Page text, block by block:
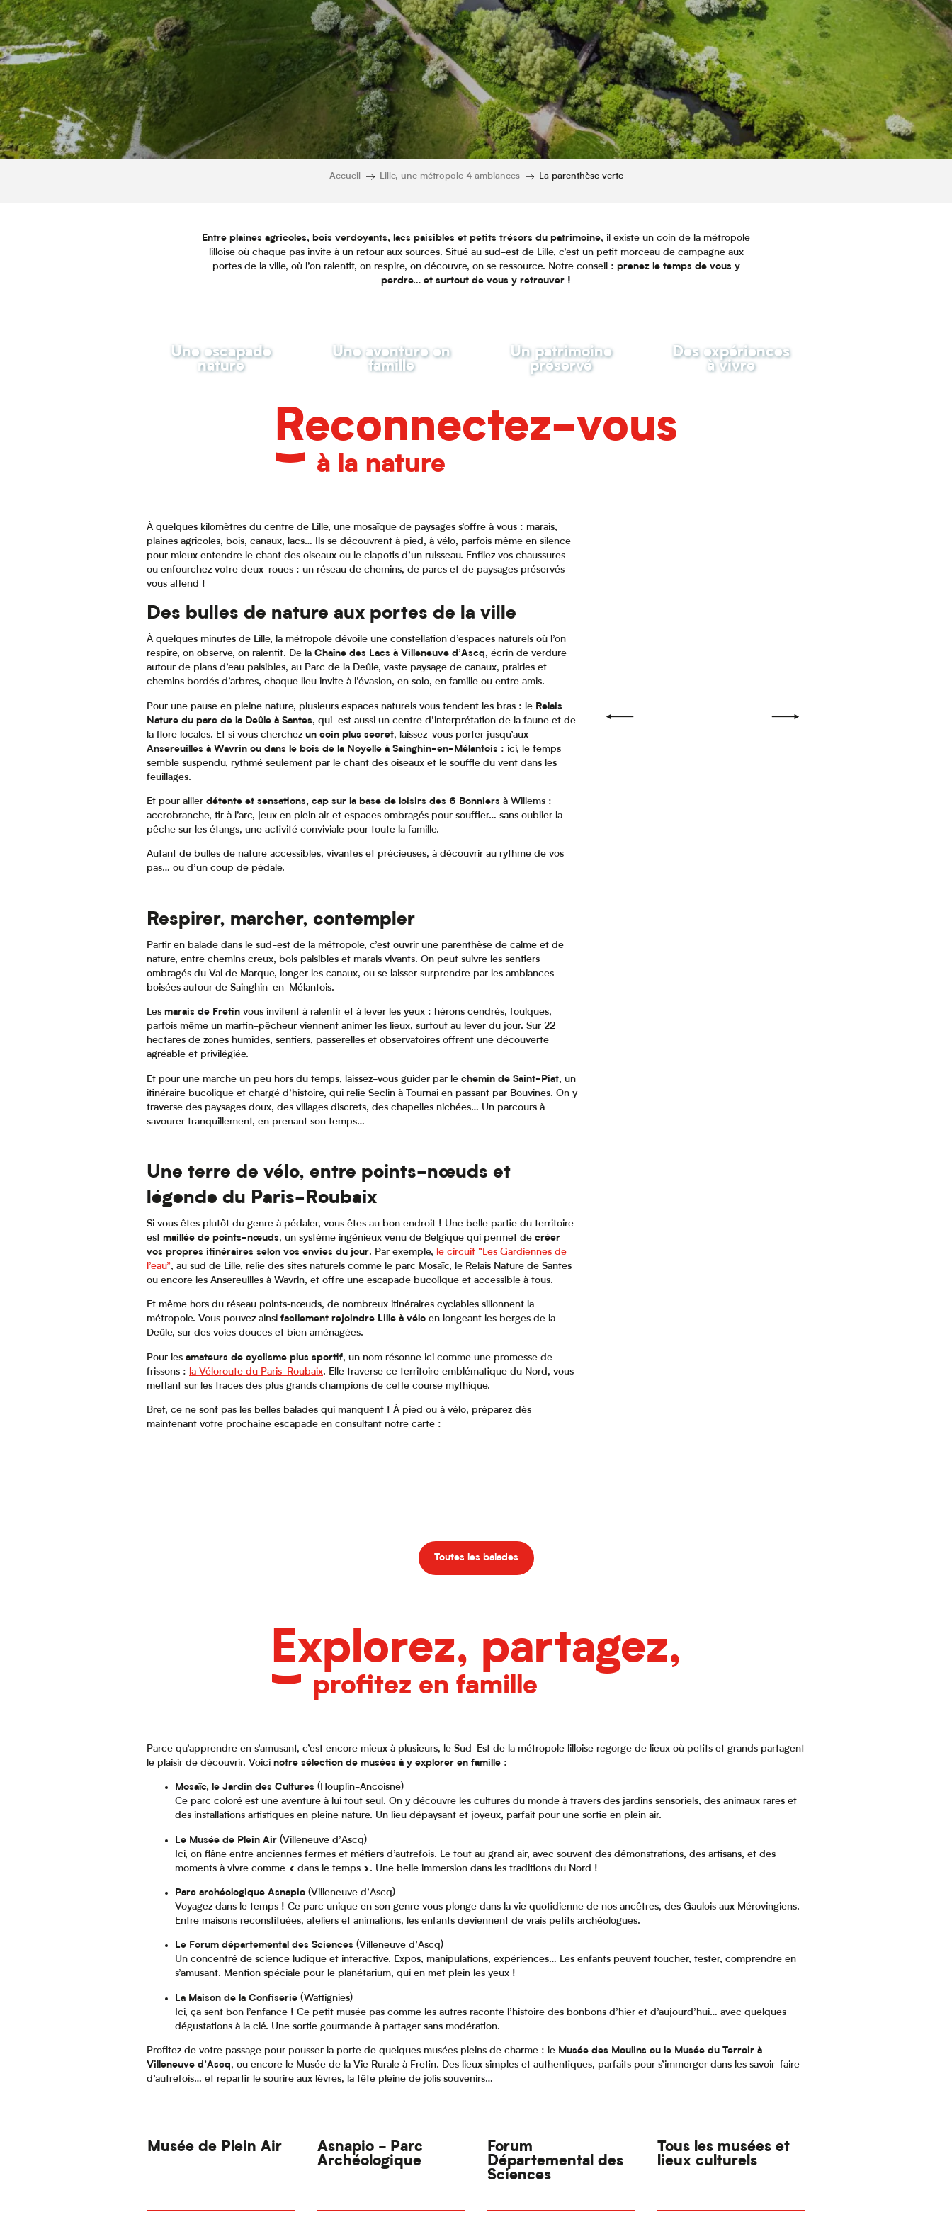
Accueil Lille, une métropole 4 ambiances La parenthèse verte
Entre plaines agricoles, bois verdoyants, lacs paisibles et petits trésors du patrimoine, il existe un coin de la métropole
lilloise où chaque pas invite à un retour aux sources. Situé au sud-est de Lille, c’est un petit morceau de campagne aux
portes de la ville, où l’on ralentit, on respire, on découvre, on se ressource. Notre conseil : prenez le temps de vous y
perdre… et surtout de vous y retrouver !
Une escapade
nature
Une aventure en
famille
Un patrimoine
préservé
Des expériences
à vivre
Reconnectez-vous
à la nature
À quelques kilomètres du centre de Lille, une mosaïque de paysages s’offre à vous : marais,
plaines agricoles, bois, canaux, lacs… Ils se découvrent à pied, à vélo, parfois même en silence
pour mieux entendre le chant des oiseaux ou le clapotis d’un ruisseau. Enfilez vos chaussures
ou enfourchez votre deux-roues : un réseau de chemins, de parcs et de paysages préservés
vous attend !
Des bulles de nature aux portes de la ville
À quelques minutes de Lille, la métropole dévoile une constellation d’espaces naturels où l’on
respire, on observe, on ralentit. De la Chaîne des Lacs à Villeneuve d’Ascq, écrin de verdure
autour de plans d’eau paisibles, au Parc de la Deûle, vaste paysage de canaux, prairies et
chemins bordés d’arbres, chaque lieu invite à l’évasion, en solo, en famille ou entre amis.
Pour une pause en pleine nature, plusieurs espaces naturels vous tendent les bras : le Relais
Nature du parc de la Deûle à Santes, qui est aussi un centre d’interprétation de la faune et de
la flore locales. Et si vous cherchez un coin plus secret, laissez-vous porter jusqu’aux
Ansereuilles à Wavrin ou dans le bois de la Noyelle à Sainghin-en-Mélantois : ici, le temps
semble suspendu, rythmé seulement par le chant des oiseaux et le souffle du vent dans les
feuillages.
Et pour allier détente et sensations, cap sur la base de loisirs des 6 Bonniers à Willems :
accrobranche, tir à l’arc, jeux en plein air et espaces ombragés pour souffler… sans oublier la
pêche sur les étangs, une activité conviviale pour toute la famille.
Autant de bulles de nature accessibles, vivantes et précieuses, à découvrir au rythme de vos
pas… ou d’un coup de pédale.
Respirer, marcher, contempler
Partir en balade dans le sud-est de la métropole, c’est ouvrir une parenthèse de calme et de
nature, entre chemins creux, bois paisibles et marais vivants. On peut suivre les sentiers
ombragés du Val de Marque, longer les canaux, ou se laisser surprendre par les ambiances
boisées autour de Sainghin-en-Mélantois.
Les marais de Fretin vous invitent à ralentir et à lever les yeux : hérons cendrés, foulques,
parfois même un martin-pêcheur viennent animer les lieux, surtout au lever du jour. Sur 22
hectares de zones humides, sentiers, passerelles et observatoires offrent une découverte
agréable et privilégiée.
Et pour une marche un peu hors du temps, laissez-vous guider par le chemin de Saint-Piat, un
itinéraire bucolique et chargé d’histoire, qui relie Seclin à Tournai en passant par Bouvines. On y
traverse des paysages doux, des villages discrets, des chapelles nichées… Un parcours à
savourer tranquillement, en prenant son temps…
Une terre de vélo, entre points-nœuds et
légende du Paris-Roubaix
Si vous êtes plutôt du genre à pédaler, vous êtes au bon endroit ! Une belle partie du territoire
est maillée de points-nœuds, un système ingénieux venu de Belgique qui permet de créer
vos propres itinéraires selon vos envies du jour. Par exemple, le circuit “Les Gardiennes de
l’eau”, au sud de Lille, relie des sites naturels comme le parc Mosaïc, le Relais Nature de Santes
ou encore les Ansereuilles à Wavrin, et offre une escapade bucolique et accessible à tous.
Et même hors du réseau points‑nœuds, de nombreux itinéraires cyclables sillonnent la
métropole. Vous pouvez ainsi facilement rejoindre Lille à vélo en longeant les berges de la
Deûle, sur des voies douces et bien aménagées.
Pour les amateurs de cyclisme plus sportif, un nom résonne ici comme une promesse de
frissons : la Véloroute du Paris-Roubaix. Elle traverse ce territoire emblématique du Nord, vous
mettant sur les traces des plus grands champions de cette course mythique.
Bref, ce ne sont pas les belles balades qui manquent ! À pied ou à vélo, préparez dès
maintenant votre prochaine escapade en consultant notre carte :
Toutes les balades
Explorez, partagez,
profitez en famille
Parce qu’apprendre en s’amusant, c’est encore mieux à plusieurs, le Sud-Est de la métropole lilloise regorge de lieux où petits et grands partagent
le plaisir de découvrir. Voici notre sélection de musées à y explorer en famille :
Mosaïc, le Jardin des Cultures (Houplin-Ancoisne)
Ce parc coloré est une aventure à lui tout seul. On y découvre les cultures du monde à travers des jardins sensoriels, des animaux rares et
des installations artistiques en pleine nature. Un lieu dépaysant et joyeux, parfait pour une sortie en plein air.
Le Musée de Plein Air (Villeneuve d’Ascq)
Ici, on flâne entre anciennes fermes et métiers d’autrefois. Le tout au grand air, avec souvent des démonstrations, des artisans, et des
moments à vivre comme « dans le temps ». Une belle immersion dans les traditions du Nord !
Parc archéologique Asnapio (Villeneuve d’Ascq)
Voyagez dans le temps ! Ce parc unique en son genre vous plonge dans la vie quotidienne de nos ancêtres, des Gaulois aux Mérovingiens.
Entre maisons reconstituées, ateliers et animations, les enfants deviennent de vrais petits archéologues.
Le Forum départemental des Sciences (Villeneuve d’Ascq)
Un concentré de science ludique et interactive. Expos, manipulations, expériences… Les enfants peuvent toucher, tester, comprendre en
s’amusant. Mention spéciale pour le planétarium, qui en met plein les yeux !
La Maison de la Confiserie (Wattignies)
Ici, ça sent bon l’enfance ! Ce petit musée pas comme les autres raconte l’histoire des bonbons d’hier et d’aujourd’hui… avec quelques
dégustations à la clé. Une sortie gourmande à partager sans modération.
Profitez de votre passage pour pousser la porte de quelques musées pleins de charme : le Musée des Moulins ou le Musée du Terroir à
Villeneuve d’Ascq, ou encore le Musée de la Vie Rurale à Fretin. Des lieux simples et authentiques, parfaits pour s’immerger dans les savoir-faire
d’autrefois… et repartir le sourire aux lèvres, la tête pleine de jolis souvenirs…
Musée de Plein Air
Asnapio - Parc
Archéologique
Forum
Départemental des
Sciences
Tous les musées et
lieux culturels